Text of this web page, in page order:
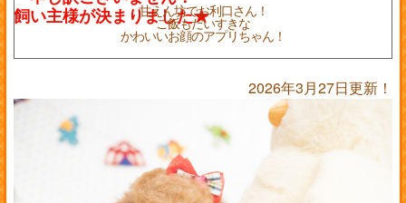
甘えん坊でお利口さん！
ご飯もだいすきな
かわいいお顔のアプリちゃん！
2026年3月27日更新！